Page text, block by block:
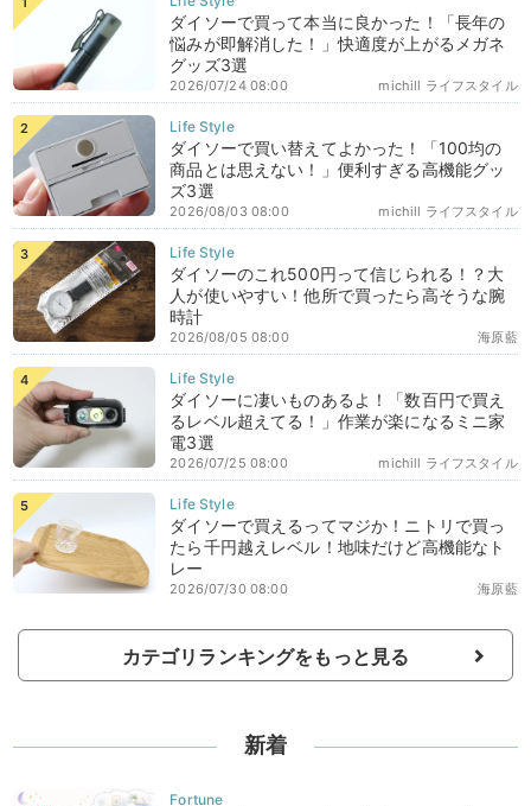
ダイソーで買って本当に良かった！「長年の
悩みが即解消した！」快適度が上がるメガネ
グッズ3選
michill ライフスタイル
2026/07/24 08:00
ダイソーで買い替えてよかった！「100均の
商品とは思えない！」便利すぎる高機能グッ
ズ3選
michill ライフスタイル
2026/08/03 08:00
ダイソーのこれ500円って信じられる！？大
人が使いやすい！他所で買ったら高そうな腕
時計
海原藍
2026/08/05 08:00
ダイソーに凄いものあるよ！「数百円で買え
るレベル超えてる！」作業が楽になるミニ家
電3選
michill ライフスタイル
2026/07/25 08:00
ダイソーで買えるってマジか！ニトリで買っ
たら千円越えレベル！地味だけど高機能なト
レー
海原藍
2026/07/30 08:00
カテゴリランキングをもっと見る
新着